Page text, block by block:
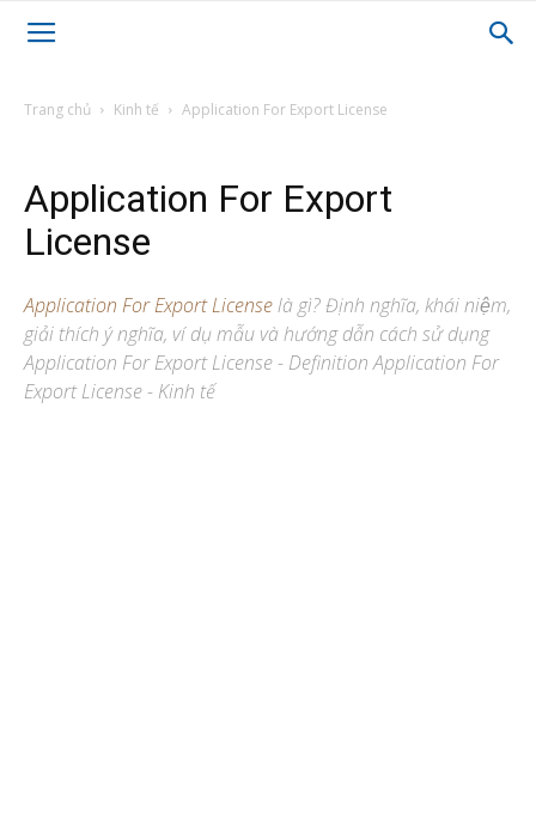
Trang chủ Kinh tế Application For Export License
Application For Export
License
Application For Export Licenselà gì? Định nghĩa, khái niệm,
giải thích ý nghĩa, ví dụ mẫu và hướng dẫn cách sử dụng
Application For Export License - Definition Application For
Export License - Kinh tế